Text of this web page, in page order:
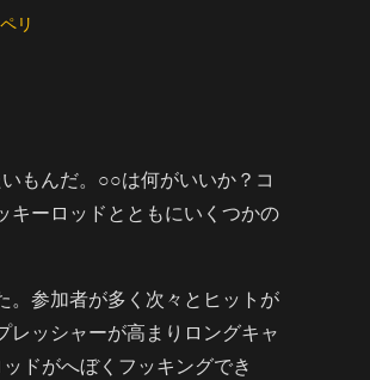
リ
もんだ。○○は何がいいか？コ
キーロッドとともにいくつかの
。参加者が多く次々とヒットが
レッシャーが高まりロングキャ
ドがへぼくフッキングでき